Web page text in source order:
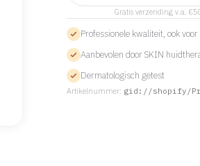
Gratis verzending v.a.
Professionele kwaliteit, ook
Aanbevolen door SKIN
Dermatologisch getest
Artikelnummer: gid://shopify/